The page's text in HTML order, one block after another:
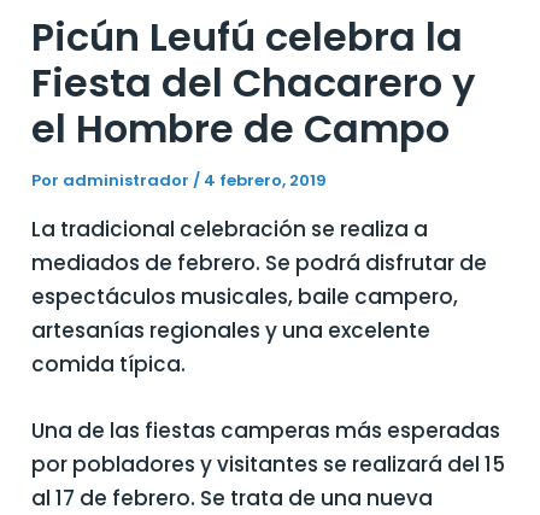
Picún Leufú celebra la
Fiesta del Chacarero y
el Hombre de Campo
Por administrador/ 4 febrero, 2019
La tradicional celebración se realiza a
mediados de febrero. Se podrá disfrutar de
espectáculos musicales, baile campero,
artesanías regionales y una excelente
comida típica.
Una de las fiestas camperas más esperadas
por pobladores y visitantes se realizará del 15
al 17 de febrero. Se trata de una nueva